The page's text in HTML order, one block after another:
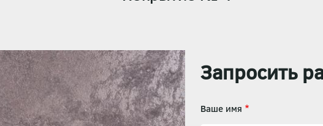
Запросить
Ваше имя